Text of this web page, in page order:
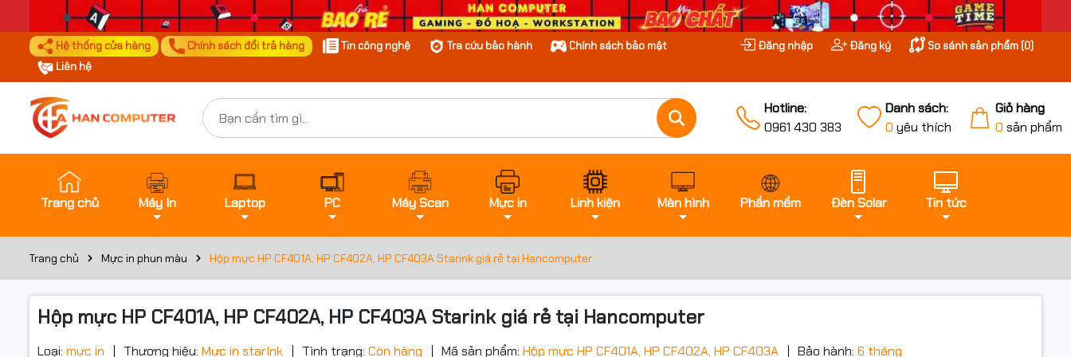
Hệ thống cửa hàng Chính sách đổi trả hàng Tin công nghệ Tra cứu bảo hành
Chính sách bảo mật
Liên hệ
Đăng nhập Đăng ký So sánh sản phẩm (0)
Hotline:
0961 430 383
Danh sách:
0 yêu thích
Giỏ hàng
0 sản phẩm
Trang chủ Máy In Laptop PC Máy Scan Mực in Linh kiện Màn hình Phần mềm Đèn Solar Tin tức
Trang chủ Mực in phun màu Hộp mực HP CF401A, HP CF402A, HP CF403A Starink giá rẻ tại Hancomputer
Hộp mực HP CF401A, HP CF402A, HP CF403A Starink giá rẻ tại Hancomputer
Loại: mực in Thương hiệu: Mực in starInk Tình trạng: Còn hàng Mã sản phẩm: Hộp mực HP CF401A, HP CF402A, HP CF403A Bảo hành: 6 tháng